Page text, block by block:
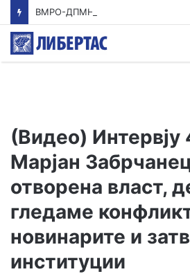
(Видео) Интервју
Марјан
отворена власт,
гледаме
новинарите и
институции